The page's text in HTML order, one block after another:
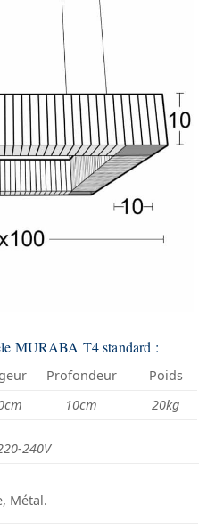
MURABA T4 standard :
Profondeur
Poids
10cm 20kg
240V
Métal.